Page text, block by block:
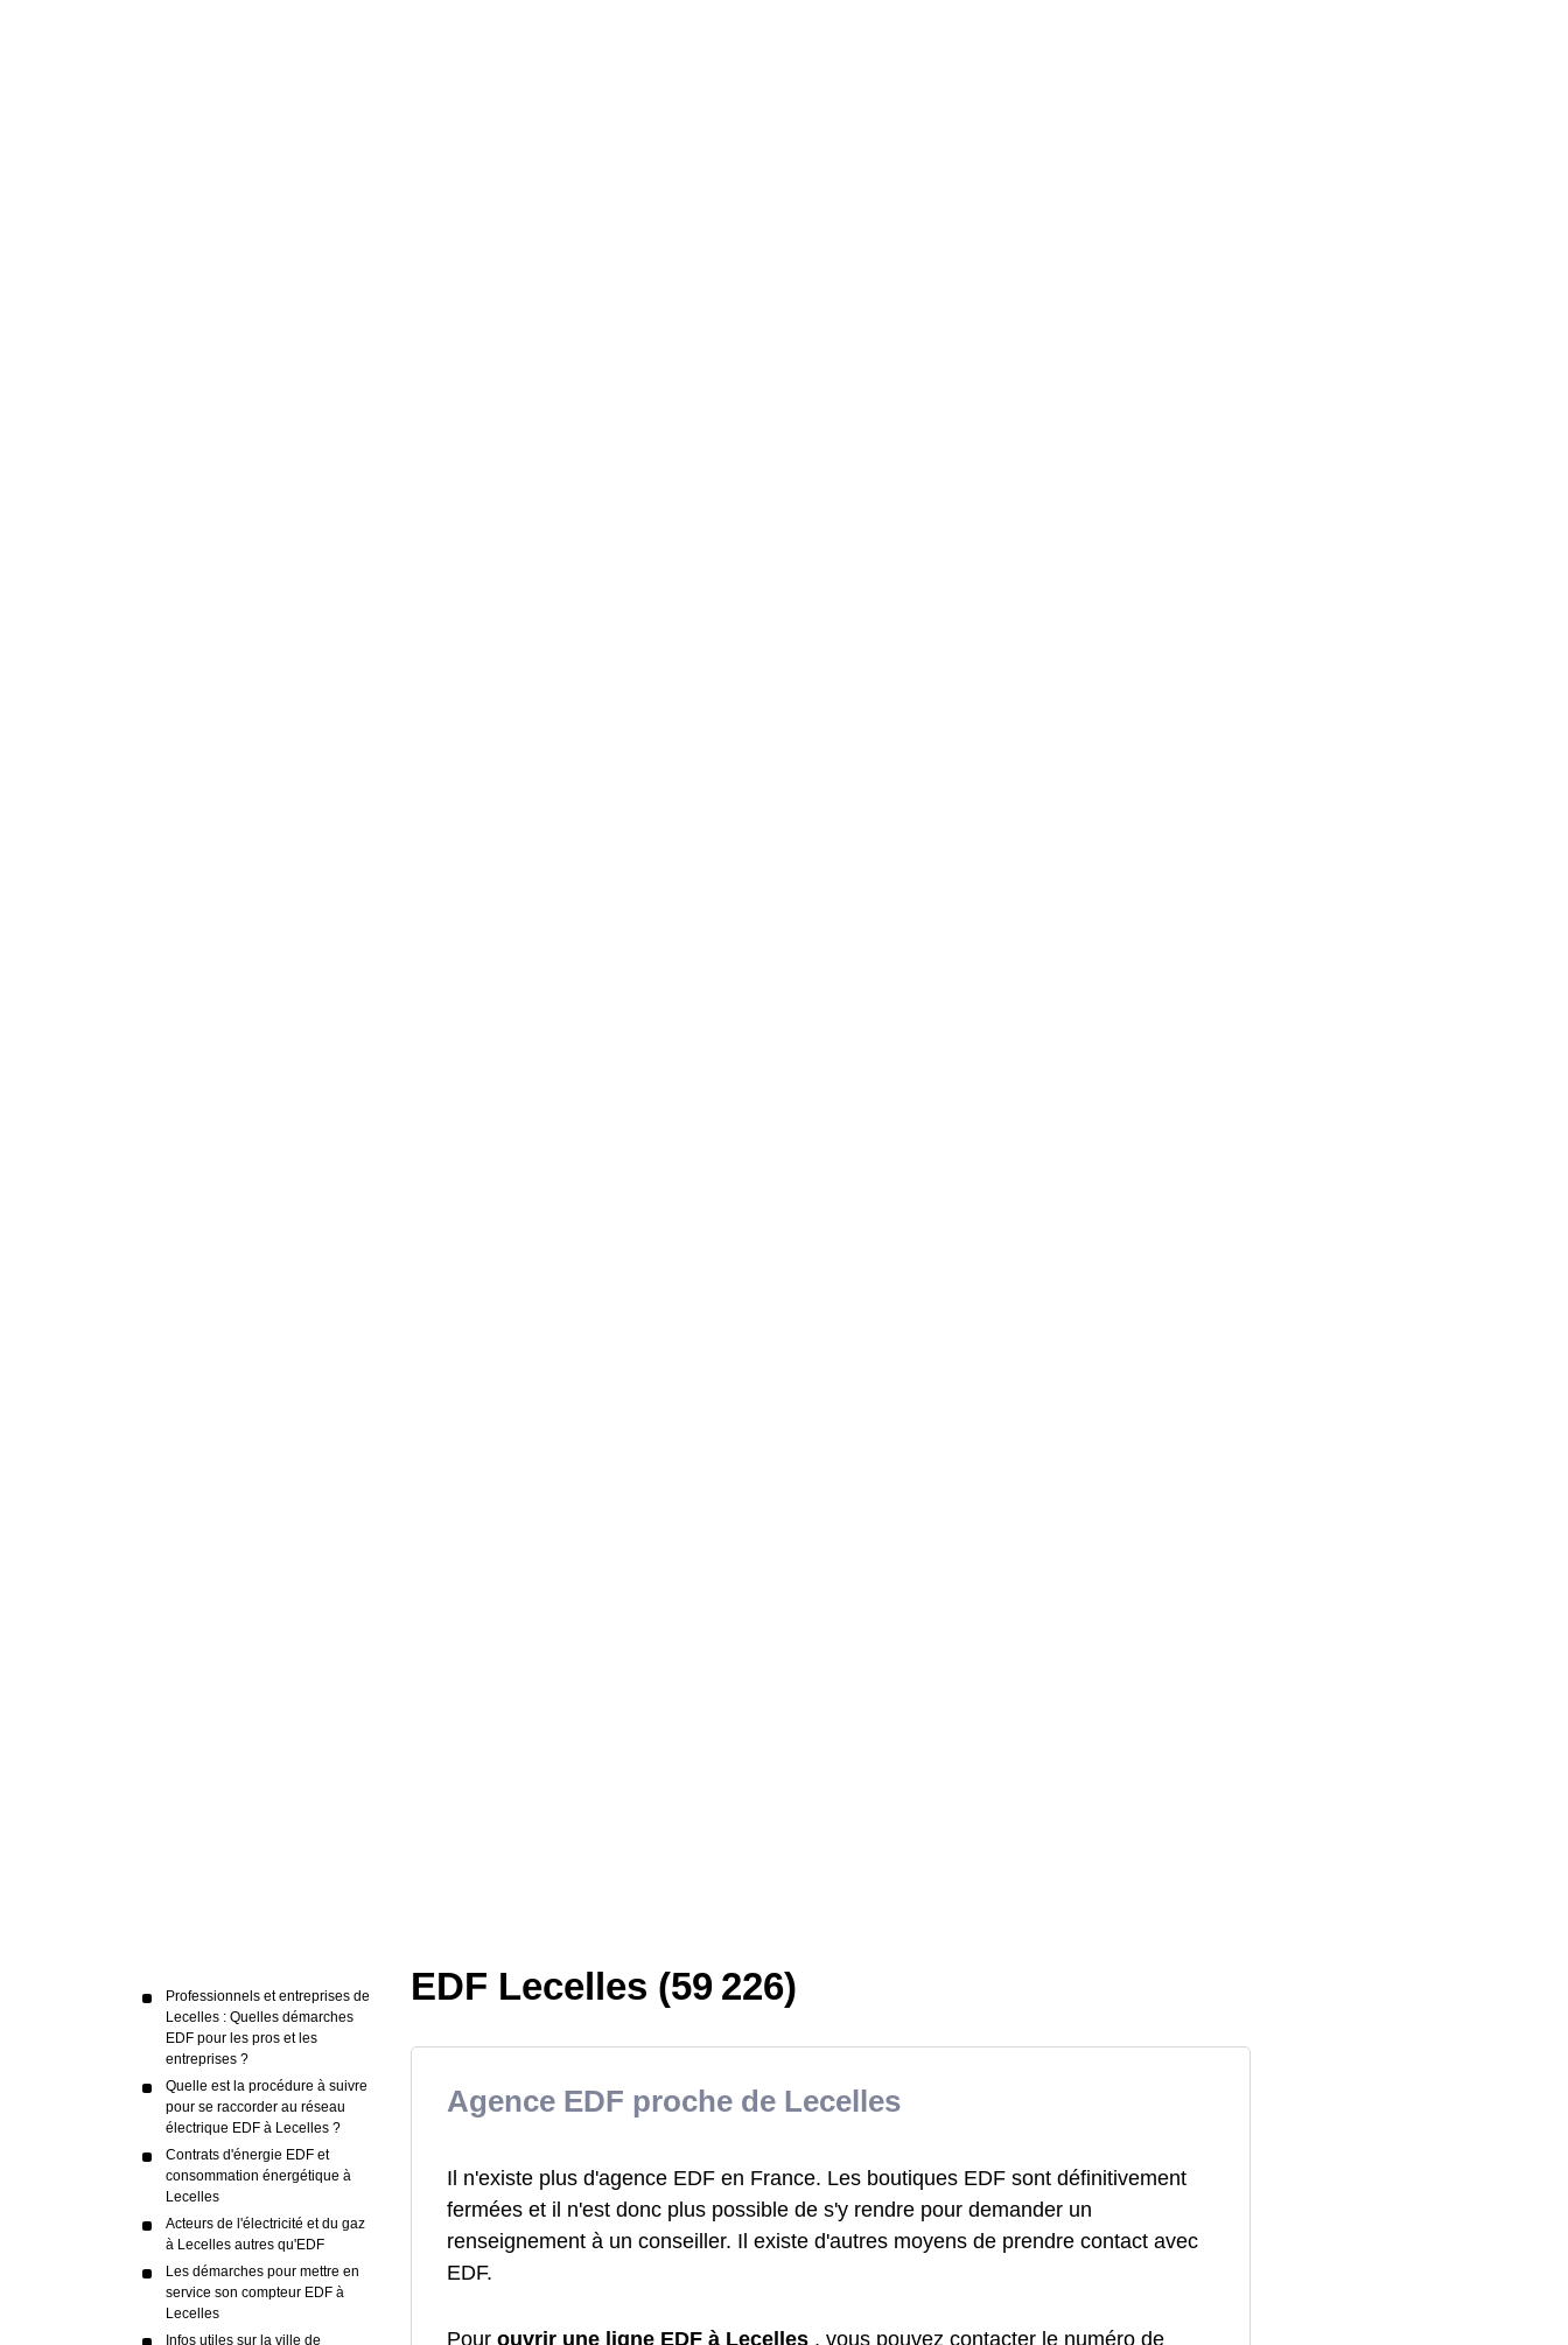
Professionnels et entreprises de
Lecelles : Quelles démarches
EDF pour les pros et les
entreprises ?
Quelle est la procédure à suivre
pour se raccorder au réseau
électrique EDF à Lecelles ?
Contrats d'énergie EDF et
consommation énergétique à
Lecelles
Acteurs de l'électricité et du gaz
à Lecelles autres qu'EDF
Les démarches pour mettre en
service son compteur EDF à
Lecelles
Infos utiles sur la ville de
EDF Lecelles (59 226)
Agence EDF proche de Lecelles
Il n'existe plus d'agence EDF en France. Les boutiques EDF sont définitivement
fermées et il n'est donc plus possible de s'y rendre pour demander un
renseignement à un conseiller. Il existe d'autres moyens de prendre contact avec
EDF.
Pour ouvrir une ligne EDF à Lecelles , vous pouvez contacter le numéro de